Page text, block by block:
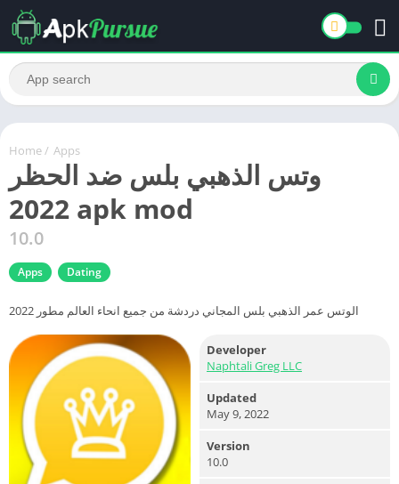
Home / Apps
وتس الذهبي بلس ضد الحظر
2022 apk mod
10.0
Apps Dating
الوتس عمر الذهبي بلس المجاني دردشة من جميع انحاء العالم مطور 2022
Developer
Naphtali Greg LLC
Updated
May 9, 2022
Version
10.0